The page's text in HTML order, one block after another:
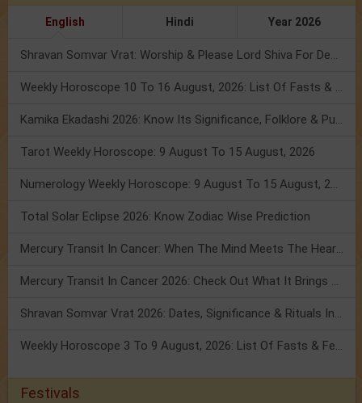
English Hindi Year 2026
Shravan Somvar Vrat: Worship & Please Lord Shiva For Desired Groom!
Weekly Horoscope 10 To 16 August, 2026: List Of Fasts & Festivals
Kamika Ekadashi 2026: Know Its Significance, Folklore & Puja Rituals
Tarot Weekly Horoscope: 9 August To 15 August, 2026
Numerology Weekly Horoscope: 9 August To 15 August, 2026
Total Solar Eclipse 2026: Know Zodiac Wise Prediction
Mercury Transit In Cancer: When The Mind Meets The Heart!
Mercury Transit In Cancer 2026: Check Out What It Brings For You
Shravan Somvar Vrat 2026: Dates, Significance & Rituals In August
Weekly Horoscope 3 To 9 August, 2026: List Of Fasts & Festivals
Festivals